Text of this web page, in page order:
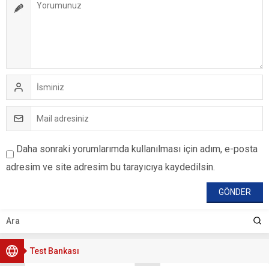
Test Bankası
Daha sonraki yorumlarımda kullanılması için adım, e-posta
adresim ve site adresim bu tarayıcıya kaydedilsin.